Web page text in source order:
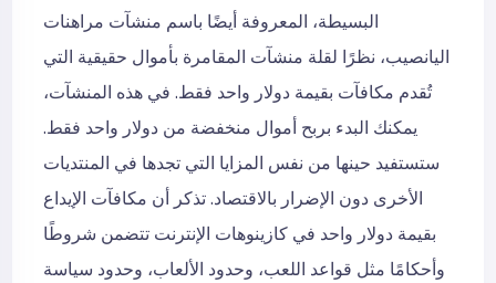
البسيطة، المعروفة أيضًا باسم منشآت مراهنات
اليانصيب، نظرًا لقلة منشآت المقامرة بأموال حقيقية التي
تُقدم مكافآت بقيمة دولار واحد فقط. في هذه المنشآت،
يمكنك البدء بربح أموال منخفضة من دولار واحد فقط.
ستستفيد حينها من نفس المزايا التي تجدها في المنتديات
الأخرى دون الإضرار بالاقتصاد. تذكر أن مكافآت الإيداع
بقيمة دولار واحد في كازينوهات الإنترنت تتضمن شروطًا
وأحكامًا مثل قواعد اللعب، وحدود الألعاب، وحدود سياسة